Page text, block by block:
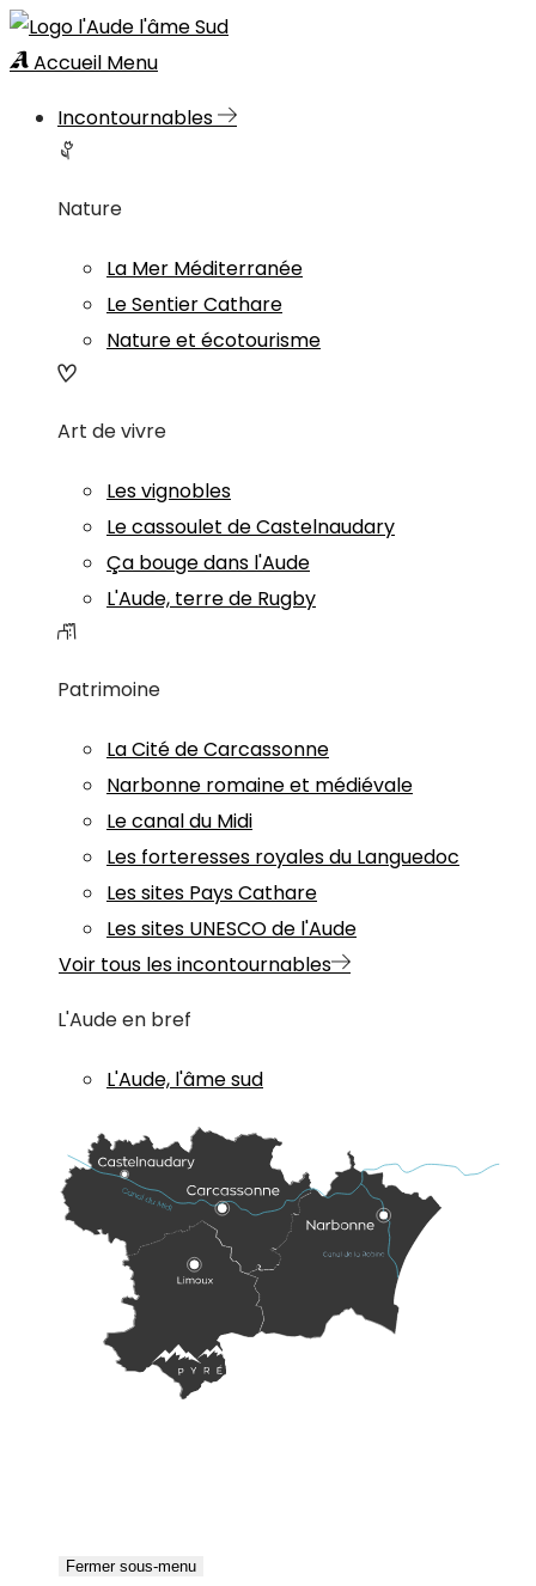
Accueil Menu
Incontournables
Nature
La Mer Méditerranée
Le Sentier Cathare
Nature et écotourisme
Art de vivre
Les vignobles
Le cassoulet de Castelnaudary
Ça bouge dans l'Aude
L'Aude, terre de Rugby
Patrimoine
La Cité de Carcassonne
Narbonne romaine et médiévale
Le canal du Midi
Les forteresses royales du Languedoc
Les sites Pays Cathare
Les sites UNESCO de l'Aude
Voir tous les incontournables
L'Aude en bref
L'Aude, l'âme sud
Fermer sous-menu